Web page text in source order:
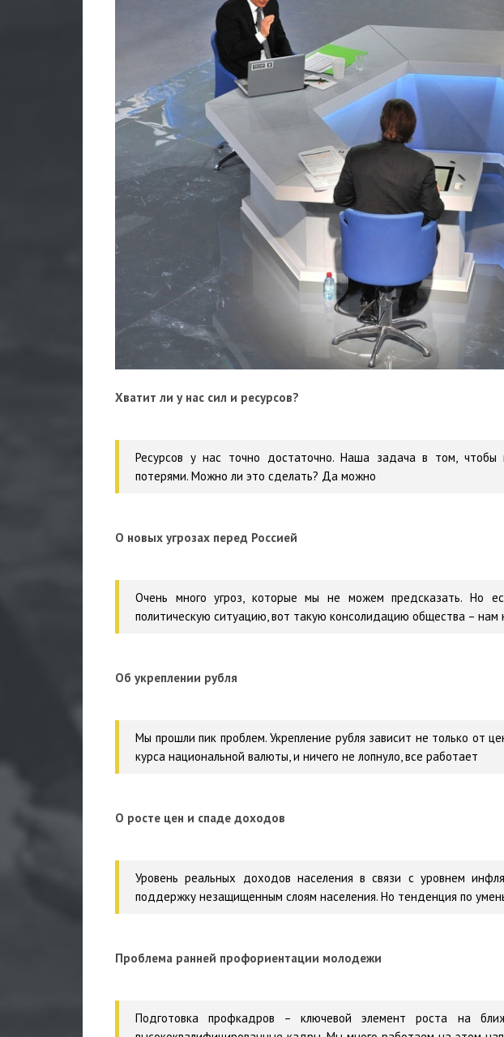
Хватит ли у нас сил и ресурсов?
Ресурсов у нас точно достаточно. Наша задача в том,
потерями. Можно ли это сделать? Да можно
О новых угрозах перед Россией
Очень много угроз, которые мы не можем предсказать. Но
политическую ситуацию, вот такую консолидацию общества – нам
Об укреплении рубля
Мы прошли пик проблем. Укрепление рубля зависит не только от
курса национальной валюты, и ничего не лопнуло, все работает
О росте цен и спаде доходов
Уровень реальных доходов населения в связи с уровнем
поддержку незащищенным слоям населения. Но тенденция по
Проблема ранней профориентации молодежи
Подготовка профкадров – ключевой элемент роста на